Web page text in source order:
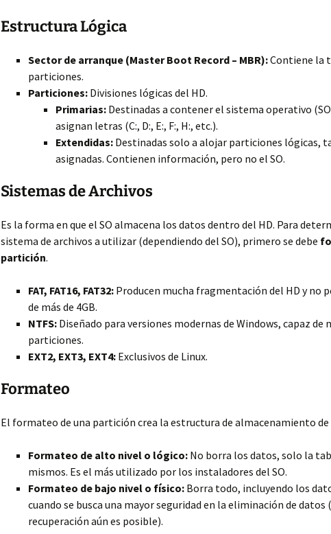
Estructura Lógica
Sector de arranque (Master Boot Record – MBR):Contiene la
particiones.
Particiones: Divisiones lógicas del HD.
Primarias: Destinadas a contener el sistema operativo
asignan letras (C:, D:, E:, F:, H:, etc.).
Extendidas: Destinadas solo a alojar particiones lógicas,
asignadas. Contienen información, pero no el SO.
Sistemas de Archivos
Es la forma en que el SO almacena los datos dentro del HD. Para
sistema de archivos a utilizar (dependiendo del SO), primero se debe
partición.
FAT, FAT16, FAT32: Producen mucha fragmentación del HD y no
de más de 4GB.
NTFS: Diseñado para versiones modernas de Windows, capaz de
particiones.
EXT2, EXT3, EXT4: Exclusivos de Linux.
Formateo
El formateo de una partición crea la estructura de almacenamiento de
Formateo de alto nivel o lógico: No borra los datos, solo la
mismos. Es el más utilizado por los instaladores del SO.
Formateo de bajo nivel o físico: Borra todo, incluyendo los
cuando se busca una mayor seguridad en la eliminación de datos
recuperación aún es posible).